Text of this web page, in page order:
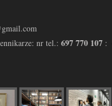
nr tel.: 697 770 107 :